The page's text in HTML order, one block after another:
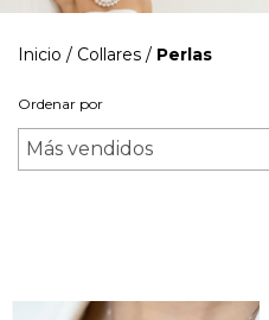
Inicio / Collares / Perlas
Ordenar por